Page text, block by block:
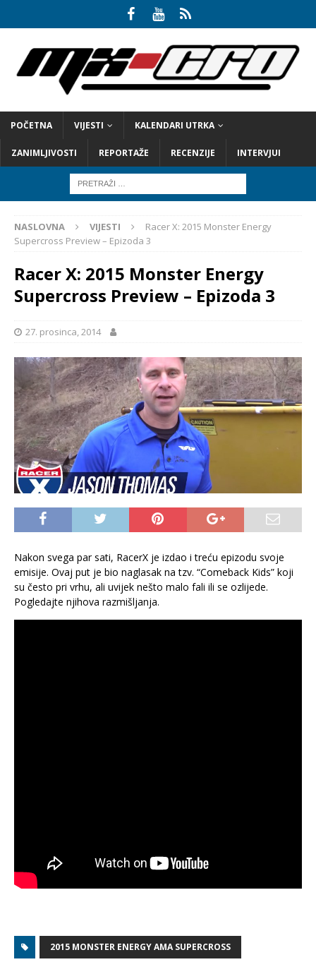
POČETNA VIJESTI KALENDARI UTRKA
ZANIMLJIVOSTI REPORTAŽE RECENZIJE INTERVJUI
NASLOVNA VIJESTI
Racer X: 2015 Monster Energy
Supercross Preview – Epizoda 3
Racer X: 2015 Monster Energy
Supercross Preview – Epizoda 3
27. prosinca, 2014
Nakon svega par sati, RacerX je izdao i treću epizodu svoje
emisije. Ovaj put je bio naglasak na tzv. “Comeback Kids” koji
su često pri vrhu, ali uvijek nešto malo fali ili se ozlijede.
Pogledajte njihova razmišljanja.
2015 MONSTER ENERGY AMA SUPERCROSS